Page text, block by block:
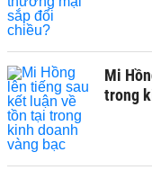
Mi
trong